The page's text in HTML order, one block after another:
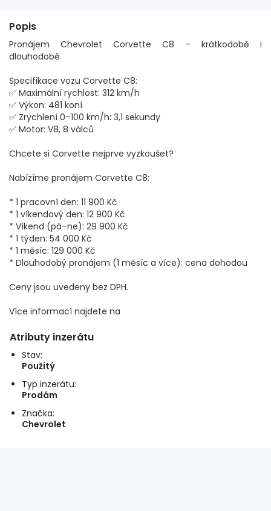
Popis
Pronájem Chevrolet Corvette C8 – krátkodobě i
dlouhodobě
Specifikace vozu Corvette C8:
✅ Maximální rychlost: 312 km/h
✅ Výkon: 481 koní
✅ Zrychlení 0–100 km/h: 3,1 sekundy
✅ Motor: V8, 8 válců
Chcete si Corvette nejprve vyzkoušet?
Nabízíme pronájem Corvette C8:
* 1 pracovní den: 11 900 Kč
* 1 víkendový den: 12 900 Kč
* Víkend (pá–ne): 29 900 Kč
* 1 týden: 54 000 Kč
* 1 měsíc: 129 000 Kč
* Dlouhodobý pronájem (1 měsíc a více): cena dohodou
Ceny jsou uvedeny bez DPH.
Více informací najdete na
Atributy inzerátu
Stav:
Použitý
Typ inzerátu:
Prodám
Značka:
Chevrolet